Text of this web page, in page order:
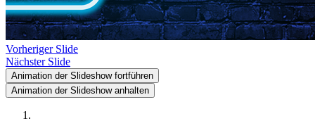
Vorheriger Slide
Nächster Slide
Animation der Slideshow fortführen
Animation der Slideshow anhalten